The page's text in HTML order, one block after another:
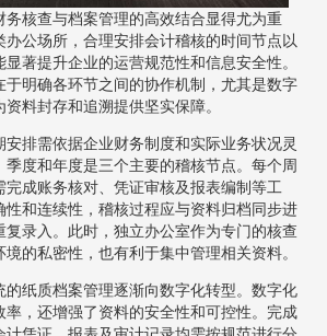
务核查与档案管理的高效结合显得尤为重
公场所，合理安排会计稽核的时间节点以
著提升企业的运营规范性和信息安全性。
于明确各环节之间的协作机制，尤其是数字
料封存和追溯提供坚实保障。
排需依据企业财务制度和实际业务状况灵
度和年度是三个主要的稽核节点。每个周
成账务核对、凭证审核及报表编制等工
性和连续性，稽核过程应与资料归档同步进
录入。此时，独立办公室作为专门的核查
的私密性，也有利于集中管理相关资料。
的纸质档案管理逐渐向数字化转型。数字化
率，还增强了资料的安全性和可控性。完成